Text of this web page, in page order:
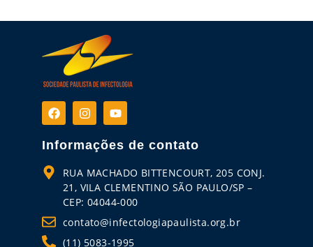
Informações de contato
RUA MACHADO BITTENCOURT, 205 CONJ.
21, VILA CLEMENTINO SÃO PAULO/SP –
CEP: 04044-000
contato@infectologiapaulista.org.br
(11) 5083-1995